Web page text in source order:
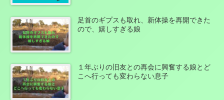
足首のギプスも取れ、新体操を再開できた
ので、嬉しすぎる娘
１年ぶりの旧友との再会に興奮する娘とど
こへ行っても変わらない息子